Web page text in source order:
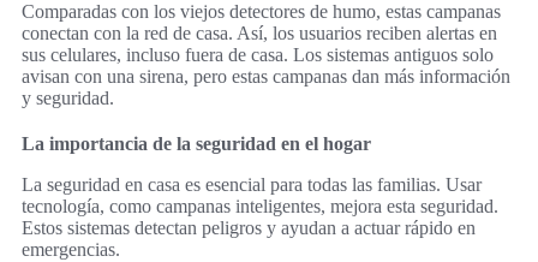
Comparadas con los viejos detectores de humo, estas campanas
conectan con la red de casa. Así, los usuarios reciben alertas en
sus celulares, incluso fuera de casa. Los sistemas antiguos solo
avisan con una sirena, pero estas campanas dan más información
y seguridad.
La importancia de la seguridad en el hogar
La seguridad en casa es esencial para todas las familias. Usar
tecnología, como campanas inteligentes, mejora esta seguridad.
Estos sistemas detectan peligros y ayudan a actuar rápido en
emergencias.